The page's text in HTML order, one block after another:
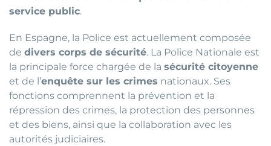
service public.
En Espagne, la Police est actuellement composée
de divers corps de sécurité. La Police Nationale est
la principale force chargée de la sécurité citoyenne
et de l’enquête sur les crimes nationaux. Ses
fonctions comprennent la prévention et la
répression des crimes, la protection des personnes
et des biens, ainsi que la collaboration avec les
autorités judiciaires.